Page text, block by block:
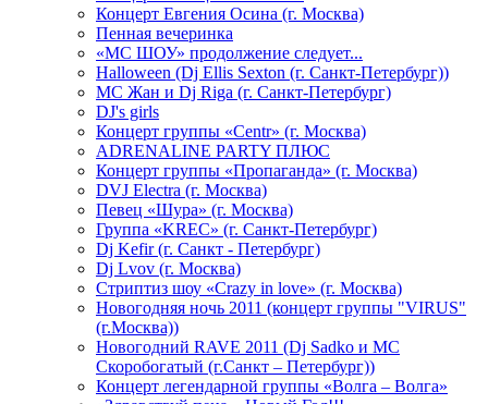
Концерт Евгения Осина (г. Москва)
Пенная вечеринка
«МС ШОУ» продолжение следует...
Halloween (Dj Ellis Sexton (г. Санкт-Петербург))
МС Жан и Dj Riga (г. Санкт-Петербург)
DJ's girls
Концерт группы «Centr» (г. Москва)
ADRENALINE PARTY ПЛЮС
Концерт группы «Пропаганда» (г. Москва)
DVJ Electra (г. Москва)
Певец «Шура» (г. Москва)
Группа «KREC» (г. Санкт-Петербург)
Dj Kefir (г. Санкт - Петербург)
Dj Lvov (г. Москва)
Стриптиз шоу «Crazy in love» (г. Москва)
Новогодняя ночь 2011 (концерт группы "VIRUS"
(г.Москва))
Новогодний RAVE 2011 (Dj Sadko и MC
Скоробогатый (г.Санкт – Петербург))
Концерт легендарной группы «Волга – Волга»